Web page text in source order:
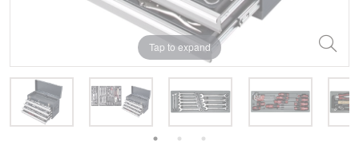
Tap to expand